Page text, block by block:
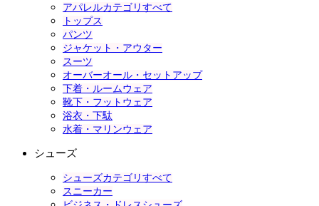
アパレルカテゴリすべて
トップス
パンツ
ジャケット・アウター
スーツ
オーバーオール・セットアップ
下着・ルームウェア
靴下・フットウェア
浴衣・下駄
水着・マリンウェア
シューズ
シューズカテゴリすべて
スニーカー